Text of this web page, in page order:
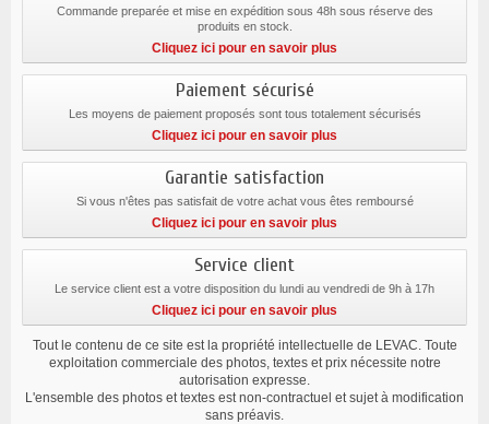
Commande preparée et mise en expédition sous 48h sous réserve des
produits en stock.
Cliquez ici pour en savoir plus
Paiement sécurisé
Les moyens de paiement proposés sont tous totalement sécurisés
Cliquez ici pour en savoir plus
Garantie satisfaction
Si vous n'êtes pas satisfait de votre achat vous êtes remboursé
Cliquez ici pour en savoir plus
Service client
Le service client est a votre disposition du lundi au vendredi de 9h à 17h
Cliquez ici pour en savoir plus
Tout le contenu de ce site est la propriété intellectuelle de LEVAC. Toute
exploitation commerciale des photos, textes et prix nécessite notre
autorisation expresse.
L'ensemble des photos et textes est non-contractuel et sujet à modification
sans préavis.